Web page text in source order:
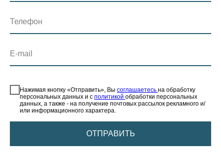
Телефон
E-mail
Нажимая кнопку «Отправить», Вы соглашаетесь на обработку
персональных данных и с политикой обработки персональных
данных, а также - на получение почтовых рассылок рекламного и/
или информационного характера.
ОТПРАВИТЬ